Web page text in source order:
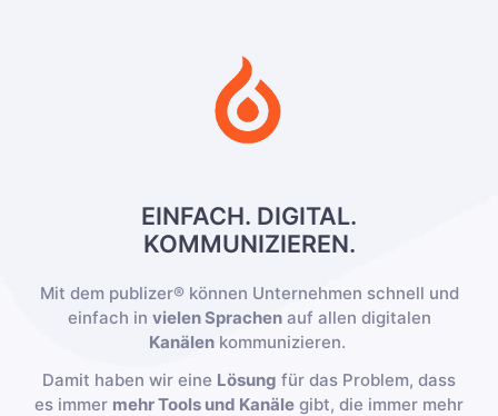
EINFACH. DIGITAL.
KOMMUNIZIEREN.
Mit dem publizer® können Unternehmen schnell und
einfach in vielen Sprachenauf allen digitalen
Kanälenkommunizieren.
Damit haben wir eine Lösung für das Problem, dass
es immer mehr Tools und Kanäle gibt, die immer mehr